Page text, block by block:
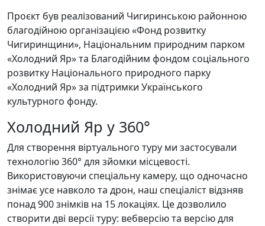
Проєкт був реалізований Чигиринською районною
благодійною організацією «Фонд розвитку
Чигиринщини», Національним природним парком
«Холодний Яр» та Благодійним фондом соціального
розвитку Національного природного парку
«Холодний Яр» за підтримки Українського
культурного фонду.
Холодний Яр у 360°
Для створення віртуального туру ми застосували
технологію 360° для зйомки місцевості.
Використовуючи спеціальну камеру, що одночасно
знімає усе навколо та дрон, наш спеціаліст відзняв
понад 900 знімків на 15 локаціях. Це дозволило
створити дві версії туру: вебверсію та версію для